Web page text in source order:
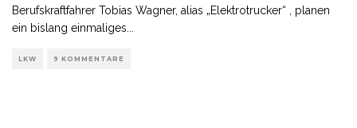
Berufskraftfahrer Tobias Wagner, alias „Elektrotrucker“ , planen
ein bislang einmaliges
LKW 9 KOMMENTARE